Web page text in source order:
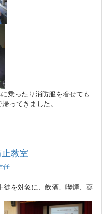
乗ったり消防服を着せても
ってきました。
教室
任
を対象に、飲酒、喫煙、薬